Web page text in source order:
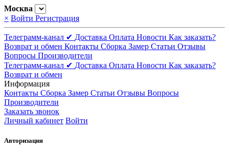
Москва
× Войти Регистрация
Телеграмм-канал ✔ Доставка Оплата Новости Как заказать?
Возврат и обмен Контакты Сборка Замер Статьи Отзывы
Вопросы Производители
Телеграмм-канал ✔ Доставка Оплата Новости Как заказать?
Возврат и обмен
Информация
Контакты Сборка Замер Статьи Отзывы Вопросы
Производители
Заказать звонок
Личный кабинет Войти
Авторизация